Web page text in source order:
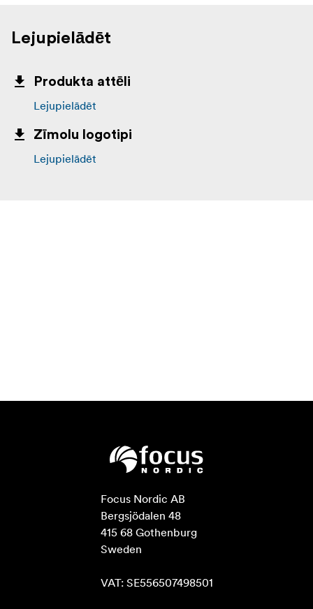
Lejupielādēt
Produkta attēli
Lejupielādēt
Zīmolu logotipi
Lejupielādēt
Focus Nordic AB
Bergsjödalen 48
415 68 Gothenburg
Sweden
VAT: SE556507498501